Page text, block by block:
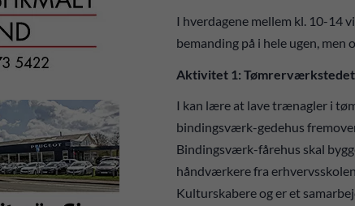
I hverdagene mellem kl. 10-14
bemanding på i hele ugen, men
Aktivitet 1: Tømrerværkstedet
I kan lære at lave trænagler i
bindingsværk-gedehus
Bindingsværk-fårehus skal
håndværkere fra
Kulturskabere og er et